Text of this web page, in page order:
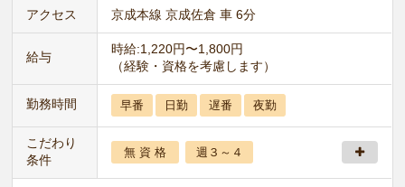
アクセス 京成本線 京成佐倉 車 6分
給与
時給:1,220円〜1,800円
（経験・資格を考慮します）
勤務時間 早番 日勤 遅番 夜勤
こだわり
条件
無 資 格 週３～４